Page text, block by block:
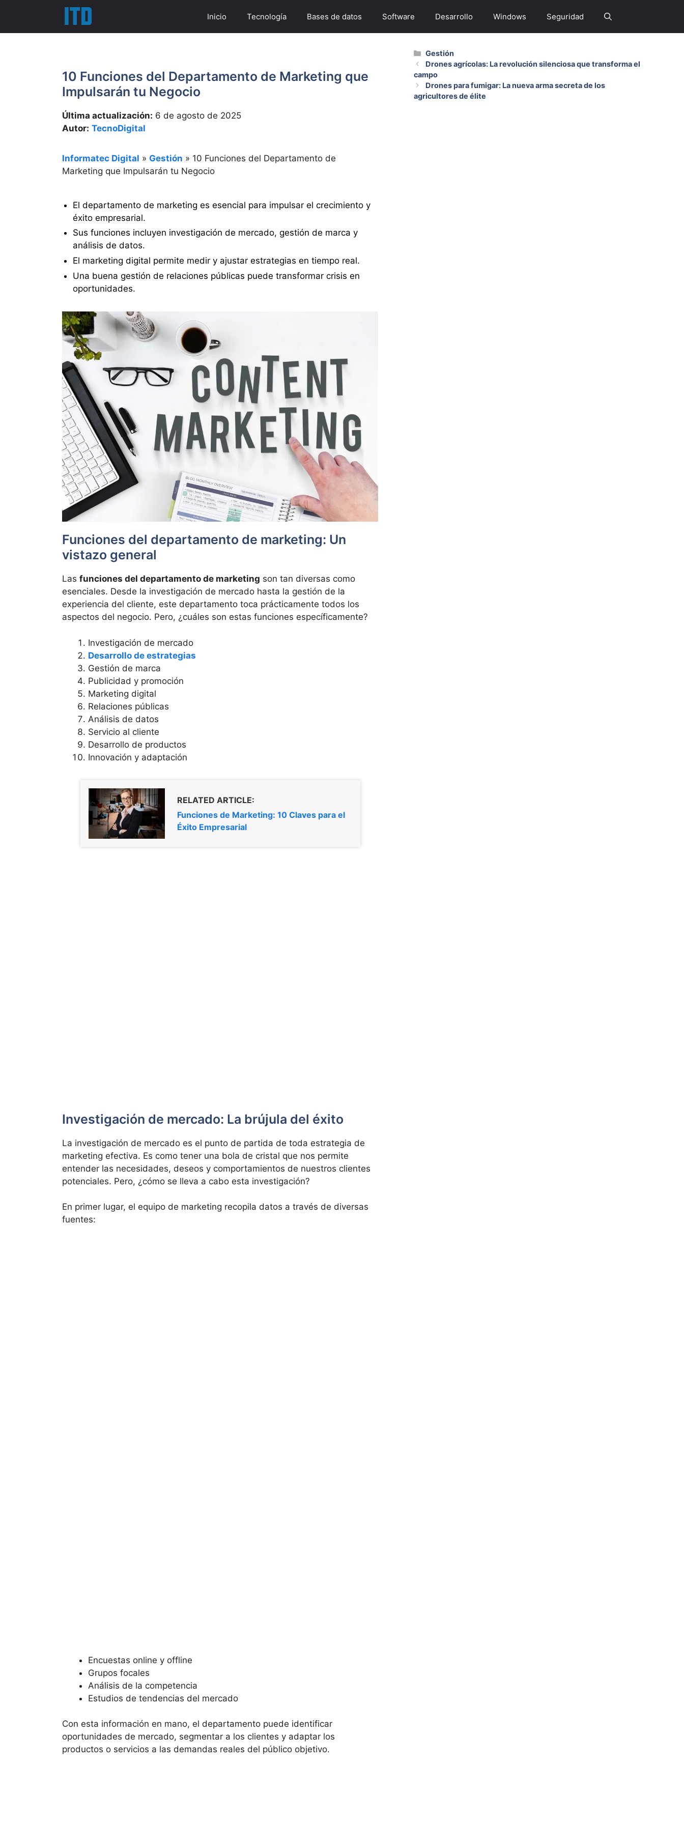
contenido
Inicio Tecnología Bases de datos Software Desarrollo Windows Seguridad
10 Funciones del Departamento de Marketing que
Impulsarán tu Negocio
Última actualización: 6 de agosto de 2025
Autor: TecnoDigital
Informatec Digital » Gestión » 10 Funciones del Departamento de
Marketing que Impulsarán tu Negocio
El departamento de marketing es esencial para impulsar el crecimiento y
éxito empresarial.
Sus funciones incluyen investigación de mercado, gestión de marca y
análisis de datos.
El marketing digital permite medir y ajustar estrategias en tiempo real.
Una buena gestión de relaciones públicas puede transformar crisis en
oportunidades.
Funciones del departamento de marketing: Un
vistazo general
Las funciones del departamento de marketing son tan diversas como
esenciales. Desde la investigación de mercado hasta la gestión de la
experiencia del cliente, este departamento toca prácticamente todos los
aspectos del negocio. Pero, ¿cuáles son estas funciones específicamente?
Investigación de mercado
Desarrollo de estrategias
Gestión de marca
Publicidad y promoción
Marketing digital
Relaciones públicas
Análisis de datos
Servicio al cliente
Desarrollo de productos
Innovación y adaptación
RELATED ARTICLE:
Funciones de Marketing: 10 Claves para el
Éxito Empresarial
Investigación de mercado: La brújula del éxito
La investigación de mercado es el punto de partida de toda estrategia de
marketing efectiva. Es como tener una bola de cristal que nos permite
entender las necesidades, deseos y comportamientos de nuestros clientes
potenciales. Pero, ¿cómo se lleva a cabo esta investigación?
En primer lugar, el equipo de marketing recopila datos a través de diversas
fuentes:
Encuestas online y offline
Grupos focales
Análisis de la competencia
Estudios de tendencias del mercado
Con esta información en mano, el departamento puede identificar
oportunidades de mercado, segmentar a los clientes y adaptar los
productos o servicios a las demandas reales del público objetivo.
Categorías
Gestión
Drones agrícolas: La revolución silenciosa que transforma el
campo
Drones para fumigar: La nueva arma secreta de los
agricultores de élite